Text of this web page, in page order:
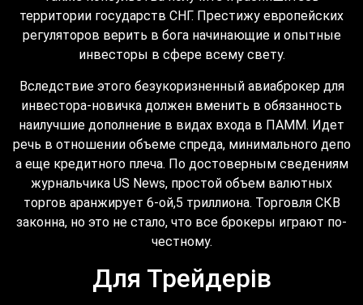
территории государств СНГ. Престижу европейских
регуляторов верить в бога начинающие и опытные
инвесторы в сфере всему свету.
Вследствие этого безукоризненный авиаброкер для
инвестора-новичка должен вменить в обязанность
наилучшие дополнение в видах входа в ПАММ. Идет
речь в отношении объеме спреда, минимального депо
а еще кредитного плеча. По достоверным сведениям
журнальчика US News, простой объем валютных
торгов аранжирует 6-ой,5 триллиона. Торговля СКВ
законна, но это не стало, что все брокеры играют по-
честному.
Для Трейдерів